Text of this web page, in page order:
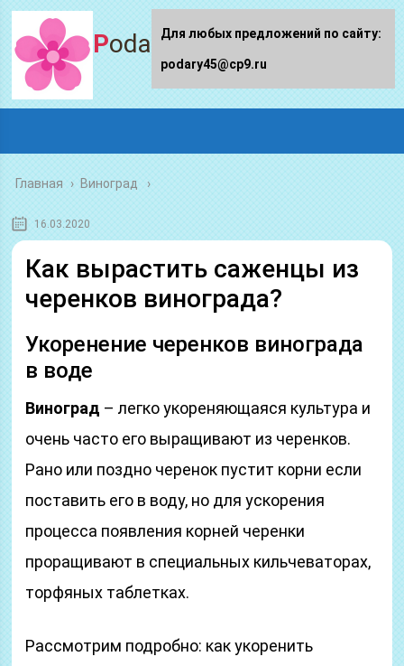
Podary45.ru
Главная › Виноград
16.03.2020
Как вырастить саженцы из
черенков винограда?
Укоренение черенков винограда
в воде
Виноград – легко укореняющаяся культура и
очень часто его выращивают из черенков.
Рано или поздно черенок пустит корни если
поставить его в воду, но для ускорения
процесса появления корней черенки
проращивают в специальных кильчеваторах,
торфяных таблетках.
Рассмотрим подробно: как укоренить
Для любых предложений по сайту:
podary45@cp9.ru